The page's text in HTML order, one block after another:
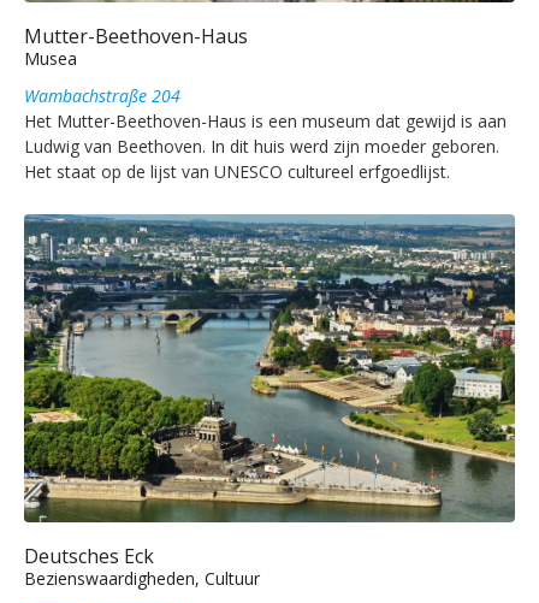
Mutter-Beethoven-Haus
Musea
Wambachstraße 204
Het Mutter-Beethoven-Haus is een museum dat gewijd is aan
Ludwig van Beethoven. In dit huis werd zijn moeder geboren.
Het staat op de lijst van UNESCO cultureel erfgoedlijst.
Deutsches Eck
Bezienswaardigheden, Cultuur